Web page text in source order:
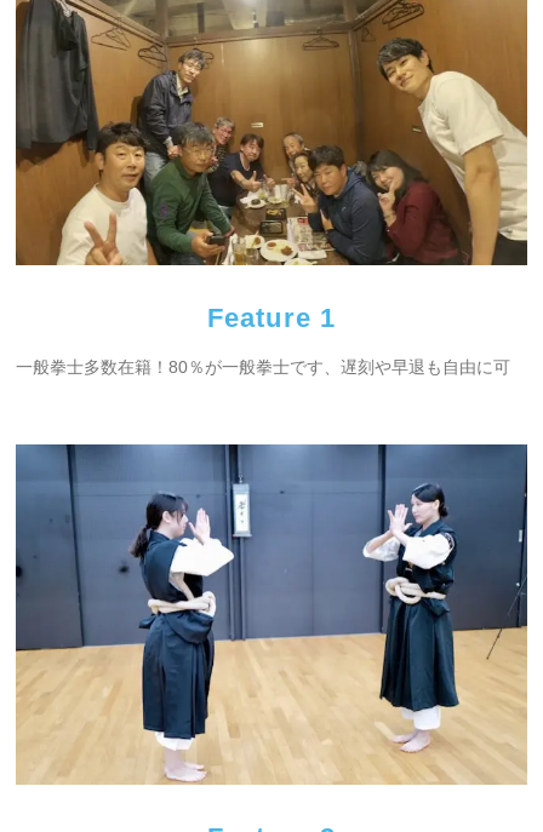
Feature 1
一般拳士多数在籍！80％が一般拳士です、遅刻や早退も自由に可